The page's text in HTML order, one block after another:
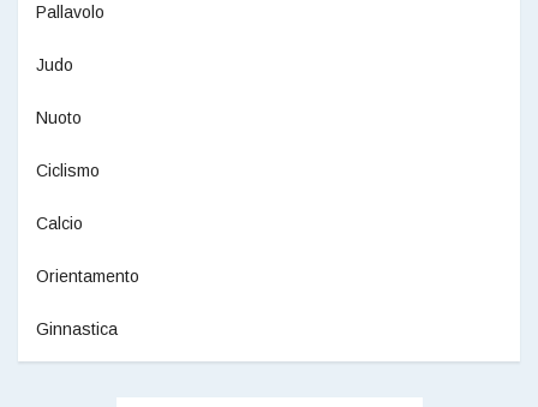
Pallavolo
Judo
Nuoto
Ciclismo
Calcio
Orientamento
Ginnastica